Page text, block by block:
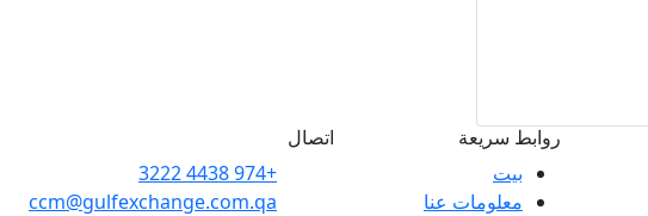
روابط سريعة
بيت
معلومات عنا
اتصال
+974 4438 3222
ccm@gulfexchange.com.qa